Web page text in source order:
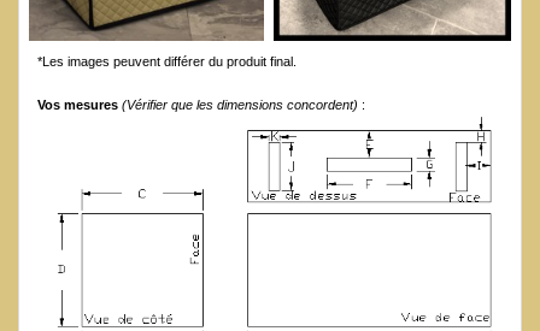
*Les images peuvent différer du produit final.
Vos mesures (Vérifier que les dimensions concordent) :